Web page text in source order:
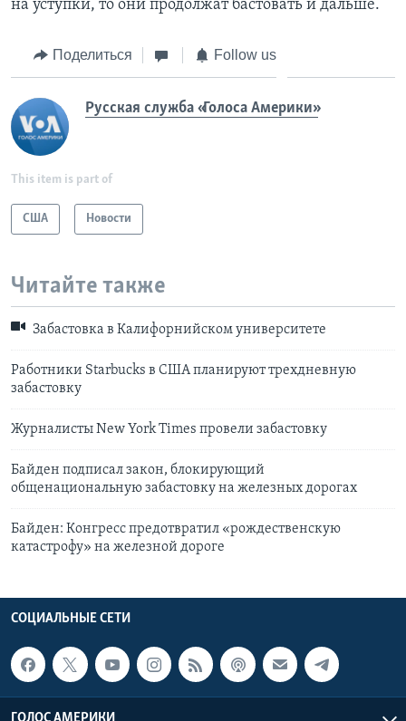
на уступки, то они продолжат бастовать и дальше.
Поделиться Follow us
Русская служба «Голоса Америки»
This item is part of
США Новости
Читайте также
Забастовка в Калифорнийском университете
Работники Starbucks в США планируют трехдневную
забастовку
Журналисты New York Times провели забастовку
Байден подписал закон, блокирующий
общенациональную забастовку на железных дорогах
Байден: Конгресс предотвратил «рождественскую
катастрофу» на железной дороге
СОЦИАЛЬНЫЕ СЕТИ
ГОЛОС АМЕРИКИ